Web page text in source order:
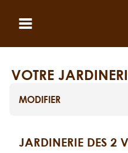
VOTRE
MODIFIER
JARDINERIE DES 2